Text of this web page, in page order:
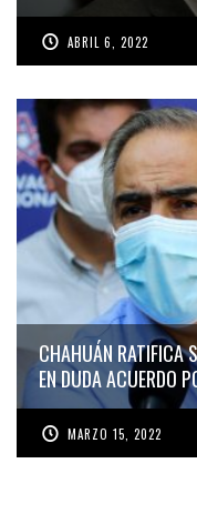
ABRIL 6, 2022
CHAHUÁN RATIFICA
EN DUDA ACUERDO
MARZO 15, 2022